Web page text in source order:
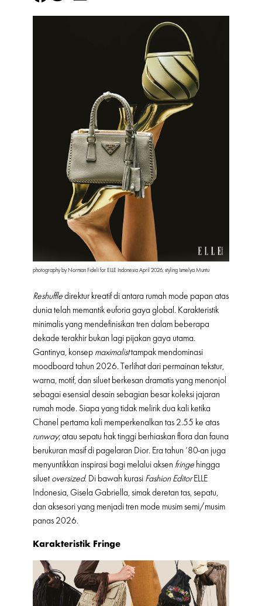
photography by Norman Fideli for ELLE Indonesia April 2026; styling Ismelya Muntu
Reshuffledirektur kreatif di antara rumah mode papan atas
dunia telah memantik euforia gaya global. Karakteristik
minimalis yang mendefinisikan tren dalam beberapa
dekade terakhir bukan lagi pijakan gaya utama.
Gantinya, konsep maximalisttampak mendominasi
moodboard tahun 2026. Terlihat dari permainan tekstur,
warna, motif, dan siluet berkesan dramatis yang menonjol
sebagai esensial desain sebagian besar koleksi jajaran
rumah mode. Siapa yang tidak melirik dua kali ketika
Chanel pertama kali memperkenalkan tas 2.55 ke atas
runway; atau sepatu hak tinggi berhiaskan flora dan fauna
berukuran masif di pagelaran Dior. Era tahun ‘80-an juga
menyuntikkan inspirasi bagi melalui aksen fringe hingga
siluetoversized. Di bawah kurasi Fashion EditorELLE
Indonesia, Gisela Gabriella, simak deretan tas, sepatu,
dan aksesori yang menjadi tren mode musim semi/musim
panas 2026.
Karakteristik Fringe